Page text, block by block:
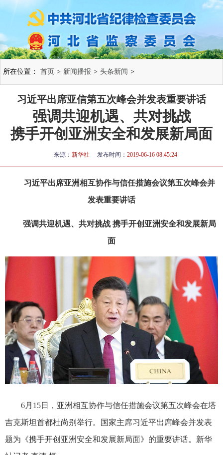
所在位置： 首页 > 新闻播报 > 头条新闻 >
习近平出席亚信第五次峰会并发表重要讲话
强调共迎机遇、共对挑战
携手开创亚洲安全和发展新局面
来源： 新华社 发布时间： 2019-06-16 08:45:24
习近平出席亚洲相互协作与信任措施会议第五次峰会并
发表重要讲话
强调共迎机遇、共对挑战 携手开创亚洲安全和发展新局
面
6月15日，亚洲相互协作与信任措施会议第五次峰会在塔
吉克斯坦首都杜尚别举行。国家主席习近平出席峰会并发表
题为《携手开创亚洲安全和发展新局面》的重要讲话。新华